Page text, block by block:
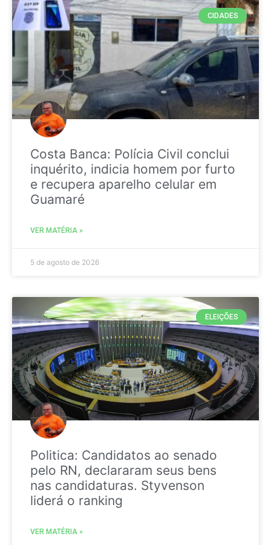
CIDADES
Costa Banca: Polícia Civil conclui
inquérito, indicia homem por furto
e recupera aparelho celular em
Guamaré
VER MATÉRIA »
5 de agosto de 2026
ELEIÇÕES
Politica: Candidatos ao senado
pelo RN, declararam seus bens
nas candidaturas. Styvenson
liderá o ranking
VER MATÉRIA »